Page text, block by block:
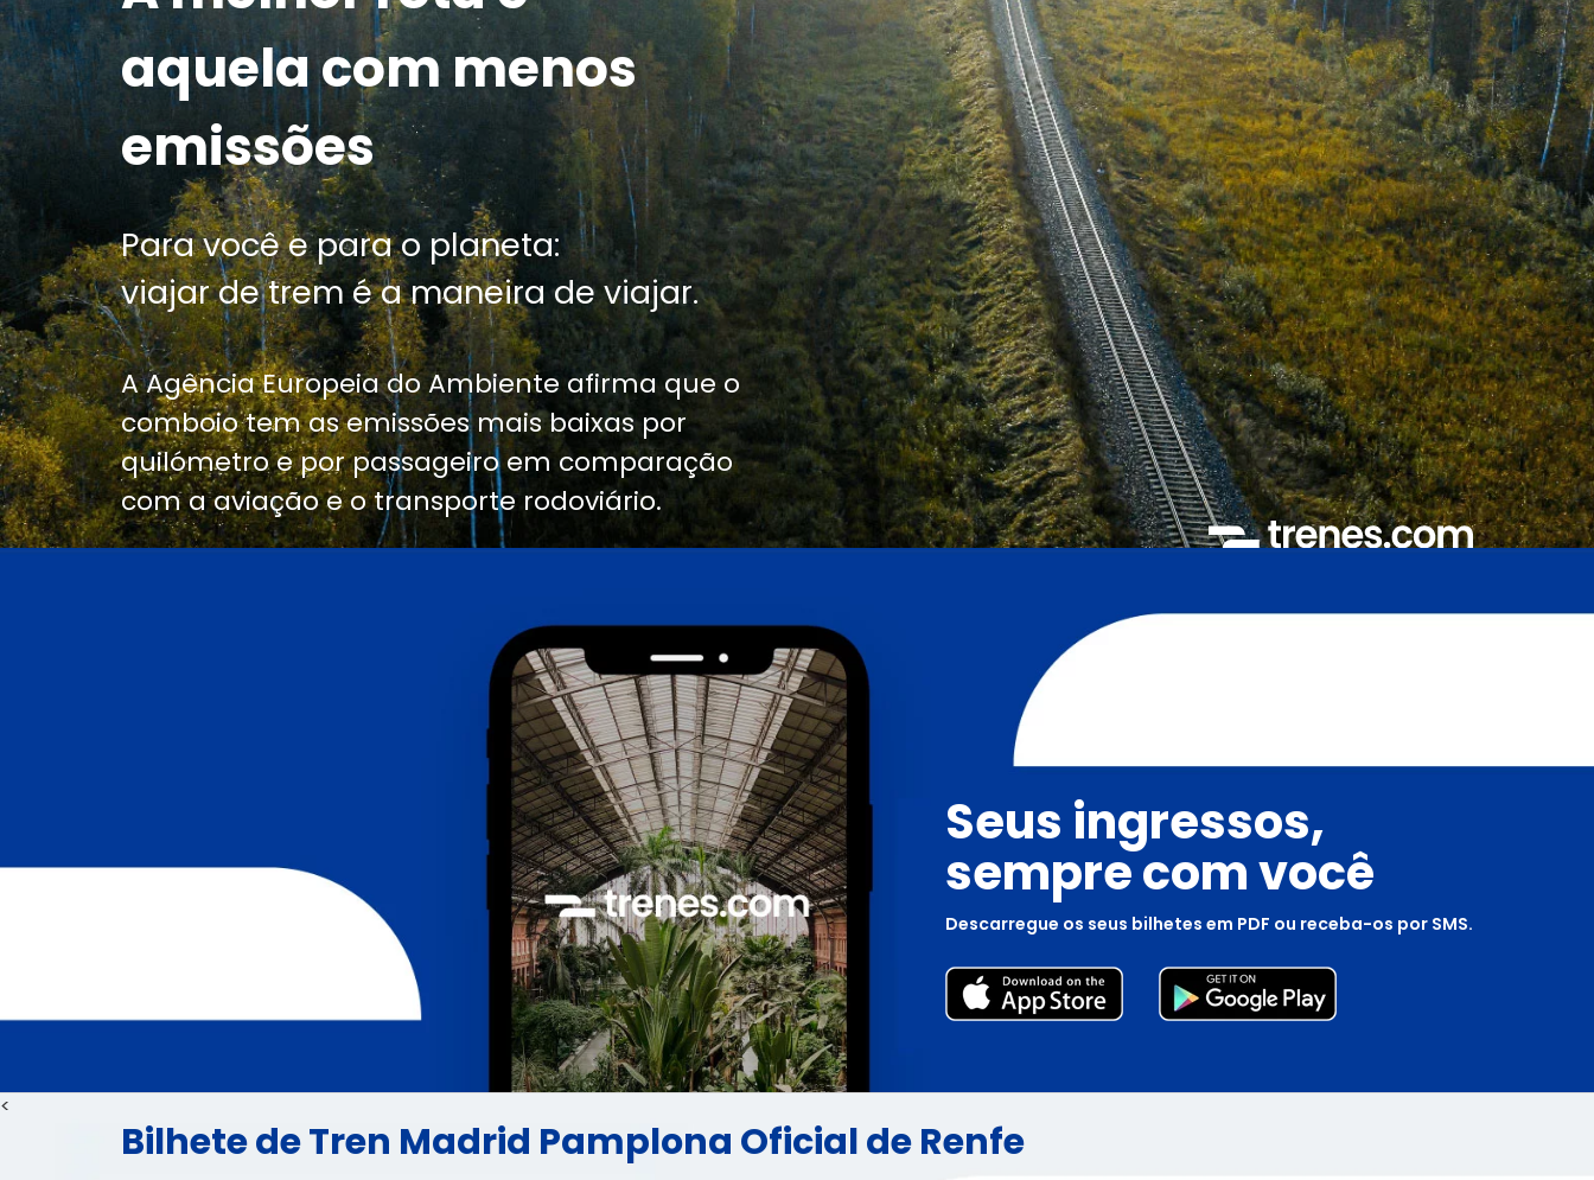
aquela com menos
emissões
Para você e para o planeta:
viajar de trem é a maneira de viajar.
A Agência Europeia do Ambiente afirma que o
comboio tem as emissões mais baixas por
quilómetro e por passageiro em comparação
com a aviação e o transporte rodoviário.
Seus ingressos,
sempre com você
Descarregue os seus bilhetes em PDF ou receba-os por SMS.
<
Bilhete de Tren Madrid Pamplona Oficial de Renfe